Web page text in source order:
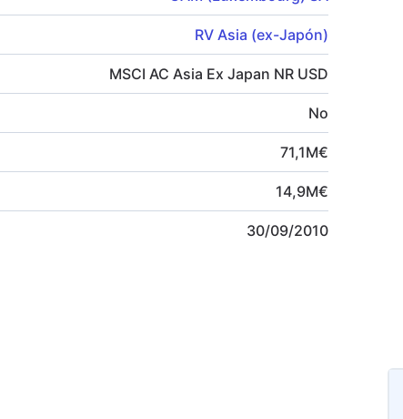
RV Asia (ex-Japón)
MSCI AC Asia Ex Japan NR USD
No
71,1M€
14,9M€
30/09/2010